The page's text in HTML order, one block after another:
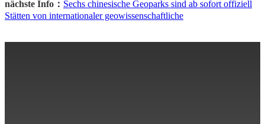
nächste Info： Sechs chinesische Geoparks sind ab sofort offiziell
Stätten von internationaler geowissenschaftliche